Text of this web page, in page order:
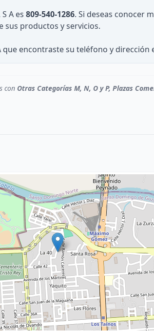
A es 809-540-1286. Si deseas conocer
sus productos y servicios.
que encontraste su teléfono y dirección
con Otras Categorías M, N, O y P, Plazas